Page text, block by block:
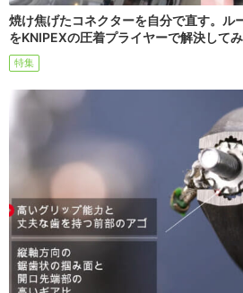
焼け焦げたコネクターを自分で直す。ル
をKNIPEXの圧着プライヤーで解決して
特集